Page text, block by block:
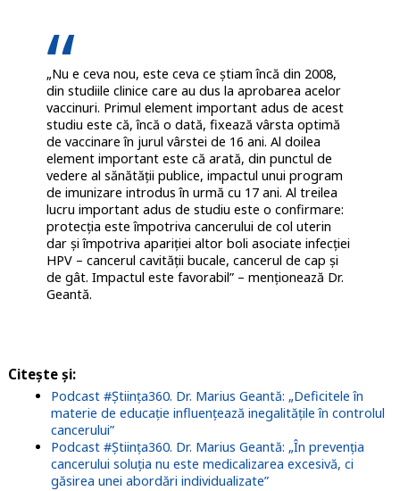
„Nu e ceva nou, este ceva ce știam încă din 2008,
din studiile clinice care au dus la aprobarea acelor
vaccinuri. Primul element important adus de acest
studiu este că, încă o dată, fixează vârsta optimă
de vaccinare în jurul vârstei de 16 ani. Al doilea
element important este că arată, din punctul de
vedere al sănătății publice, impactul unui program
de imunizare introdus în urmă cu 17 ani. Al treilea
lucru important adus de studiu este o confirmare:
protecția este împotriva cancerului de col uterin
dar și împotriva apariției altor boli asociate infecției
HPV – cancerul cavității bucale, cancerul de cap și
de gât. Impactul este favorabil” – menționează Dr.
Geantă.
Citește și:
Podcast #Știința360. Dr. Marius Geantă: „Deficitele în
materie de educație influențează inegalitățile în controlul
cancerului”
Podcast #Știința360. Dr. Marius Geantă: „În prevenția
cancerului soluția nu este medicalizarea excesivă, ci
găsirea unei abordări individualizate”